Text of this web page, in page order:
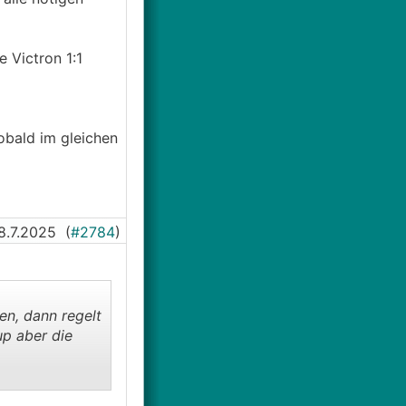
Adapter
muss ist
ein Victron
Victron 1:1
im gleichen
(#2784)
dann regelt
aber die